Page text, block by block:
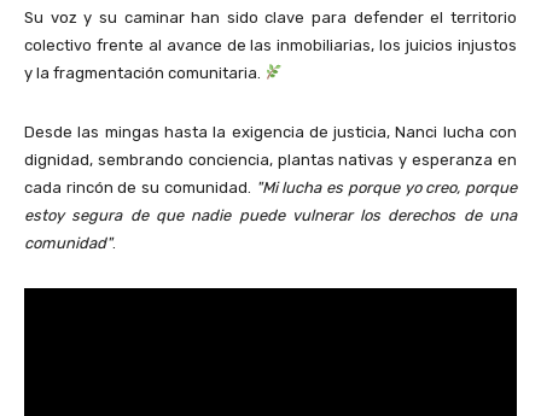
Su voz y su caminar han sido clave para defender el territorio
colectivo frente al avance de las inmobiliarias, los juicios injustos
y la fragmentación comunitaria.
Desde las mingas hasta la exigencia de justicia, Nanci lucha con
dignidad, sembrando conciencia, plantas nativas y esperanza en
cada rincón de su comunidad.
"Mi lucha es porque yo creo, porque
estoy segura de que nadie puede vulnerar los derechos de una
comunidad".